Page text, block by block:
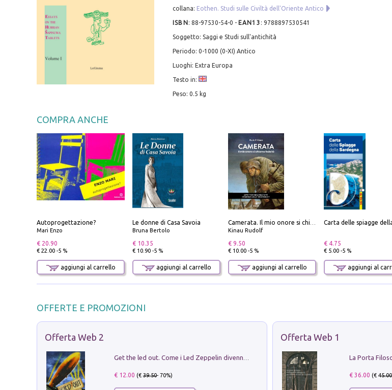
collana: Eothen. Studi sulle Civiltà dell'Oriente Antico
ISBN : 88-97530-54-0 - EAN13 : 9788897530541
Soggetto: Saggi e Studi sull'antichità
Periodo: 0-1000 (0-XI) Antico
Luoghi: Extra Europa
Testo in:
Peso: 0.5 kg
COMPRA ANCHE
Autoprogettazione?
Mari Enzo
€ 20.90
€ 22.00 -5 %
aggiungi al carrello
Le donne di Casa Savoia
Bruna Bertolo
€ 10.35
€ 10.90 -5 %
aggiungi al carrello
Kinau Rudolf
€ 9.50
€ 10.00 -5 %
aggiungi al carrello
€ 4.75
€ 5.00 -5 %
aggiungi al
OFFERTE E PROMOZIONI
Offerta Web 2
€ 12.00 (€39.50- 70%)
Offerta Web 1
€ 36.00 (€45.00